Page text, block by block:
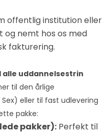
offentlig institution eller
og nemt hos os med
fakturering.
uddannelsestrin
til den årlige
eller til fast udlevering
pakke:
pakker): Perfekt til